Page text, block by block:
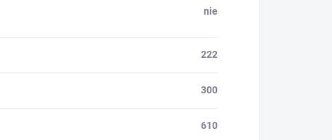
nie
222
300
610